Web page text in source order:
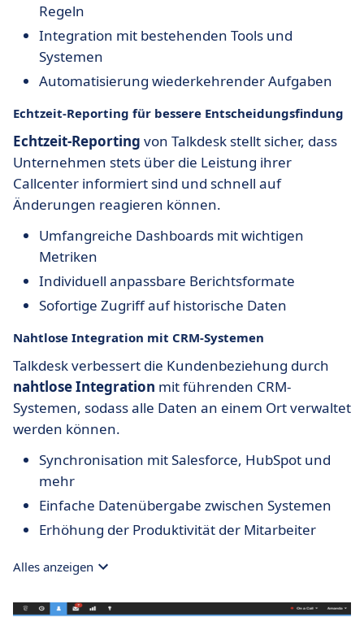
Regeln
Integration mit bestehenden Tools und
Systemen
Automatisierung wiederkehrender Aufgaben
Echtzeit-Reporting für bessere Entscheidungsfindung
Echtzeit-Reporting von Talkdesk stellt sicher, dass
Unternehmen stets über die Leistung ihrer
Callcenter informiert sind und schnell auf
Änderungen reagieren können.
Umfangreiche Dashboards mit wichtigen
Metriken
Individuell anpassbare Berichtsformate
Sofortige Zugriff auf historische Daten
Nahtlose Integration mit CRM-Systemen
Talkdesk verbessert die Kundenbeziehung durch
nahtlose Integration mit führenden CRM-
Systemen, sodass alle Daten an einem Ort verwaltet
werden können.
Synchronisation mit Salesforce, HubSpot und
mehr
Einfache Datenübergabe zwischen Systemen
Erhöhung der Produktivität der Mitarbeiter
Alles anzeigen